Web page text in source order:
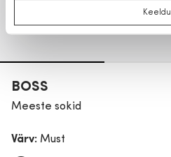
Keeldu
BOSS
Meeste sokid
Värv: Must